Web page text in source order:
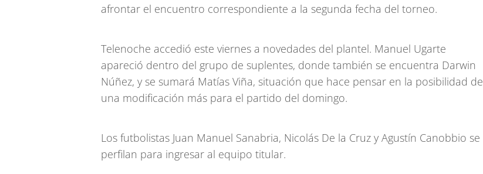
afrontar el encuentro correspondiente a la segunda fecha del torneo.
Telenoche accedió este viernes a novedades del plantel. Manuel Ugarte
apareció dentro del grupo de suplentes, donde también se encuentra Darwin
Núñez, y se sumará Matías Viña, situación que hace pensar en la posibilidad de
una modificación más para el partido del domingo.
Los futbolistas Juan Manuel Sanabria, Nicolás De la Cruz y Agustín Canobbio se
perfilan para ingresar al equipo titular.